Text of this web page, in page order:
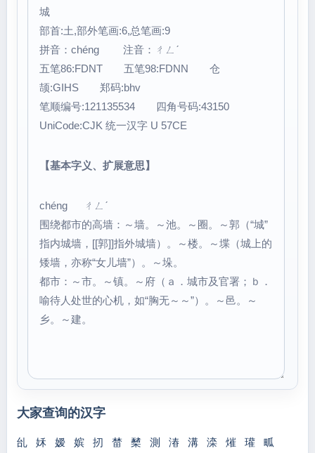
城
部首:土,部外笔画:6,总笔画:9
拼音：chéng 注音：ㄔㄥˊ
五笔86:FDNT 五笔98:FDNN 仓
颉:GIHS 郑码:bhv
笔顺编号:121135534 四角号码:43150
UniCode:CJK 统一汉字 U 57CE
【基本字义、扩展意思】
chéng ㄔㄥˊ
围绕都市的高墙：～墙。～池。～圈。～郭（“城”
指内城墙，[[郭]]指外城墙）。～楼。～堞（城上的
矮墙，亦称“女儿墙”）。～垛。
都市：～市。～镇。～府（ａ．城市及官署；ｂ．
喻待人处世的心机，如“胸无～～”）。～邑。～
乡。～建。
大家查询的汉字
乨 姀 嫒 嫔 扨 榃 櫫 測 湷 溝 滦 熣 瓘 畖